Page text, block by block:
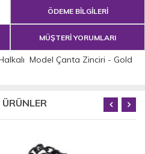
ÖDEME BİLGİLERİ
MÜŞTERİ YORUMLARI
Model Çanta Zinciri - Gold